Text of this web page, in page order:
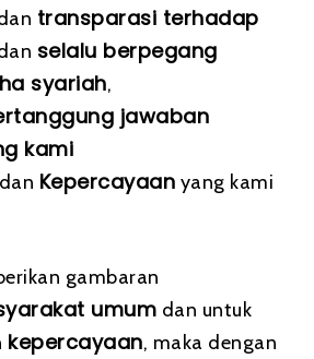
transparasi terhadap
selalu berpegang
syariah,
jawaban
kami
dan Kepercayaan yang kami
gambaran
umum dan untuk
kepercayaan, maka dengan